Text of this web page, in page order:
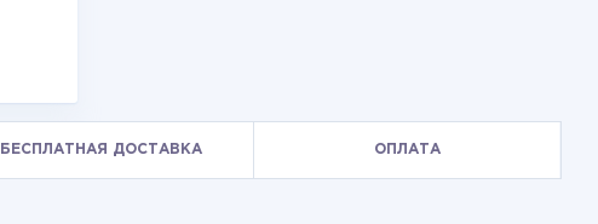
БЕСПЛАТНАЯ ДОСТАВКА ОПЛАТА